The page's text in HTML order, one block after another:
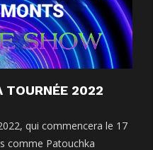
TOURNÉE 2022
qui commencera le 17
comme Patouchka